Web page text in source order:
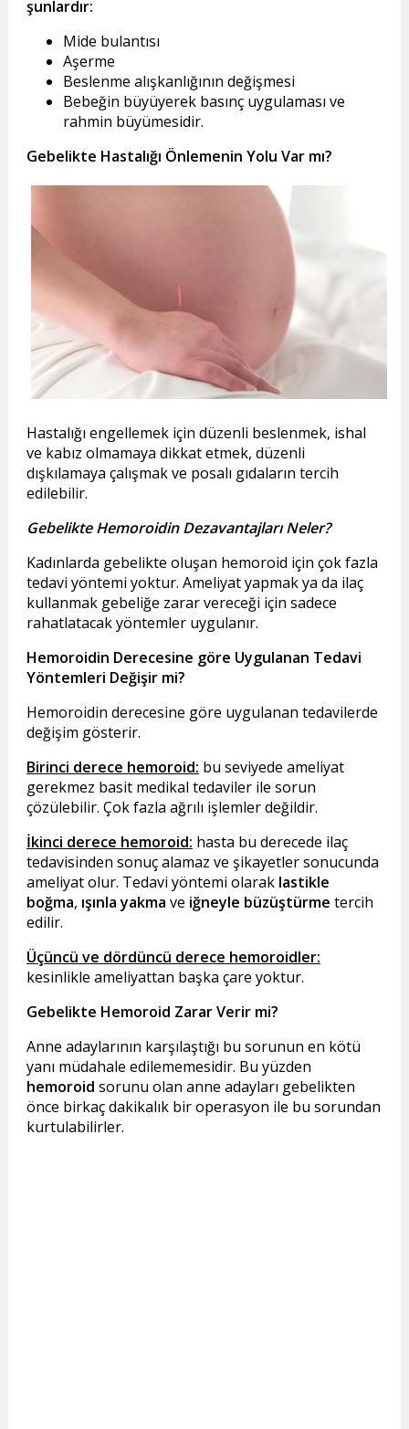
şunlardır:
Mide bulantısı
Aşerme
Beslenme alışkanlığının değişmesi
Bebeğin büyüyerek basınç uygulaması ve
rahmin büyümesidir.
Gebelikte Hastalığı Önlemenin Yolu Var mı?
Hastalığı engellemek için düzenli beslenmek, ishal
ve kabız olmamaya dikkat etmek, düzenli
dışkılamaya çalışmak ve posalı gıdaların tercih
edilebilir.
Gebelikte Hemoroidin Dezavantajları Neler?
Kadınlarda gebelikte oluşan hemoroid için çok fazla
tedavi yöntemi yoktur. Ameliyat yapmak ya da ilaç
kullanmak gebeliğe zarar vereceği için sadece
rahatlatacak yöntemler uygulanır.
Hemoroidin Derecesine göre Uygulanan Tedavi
Yöntemleri Değişir mi?
Hemoroidin derecesine göre uygulanan tedavilerde
değişim gösterir.
Birinci derece hemoroid: bu seviyede ameliyat
gerekmez basit medikal tedaviler ile sorun
çözülebilir. Çok fazla ağrılı işlemler değildir.
İkinci derece hemoroid: hasta bu derecede ilaç
tedavisinden sonuç alamaz ve şikayetler sonucunda
ameliyat olur. Tedavi yöntemi olarak lastikle
boğma, ışınla yakma ve iğneyle büzüştürme tercih
edilir.
Üçüncü ve dördüncü derece hemoroidler:
kesinlikle ameliyattan başka çare yoktur.
Gebelikte Hemoroid Zarar Verir mi?
Anne adaylarının karşılaştığı bu sorunun en kötü
yanı müdahale edilememesidir. Bu yüzden
hemoroid sorunu olan anne adayları gebelikten
önce birkaç dakikalık bir operasyon ile bu sorundan
kurtulabilirler.